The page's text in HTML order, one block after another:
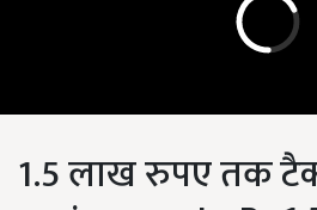
1.5 लाख रुपए तक